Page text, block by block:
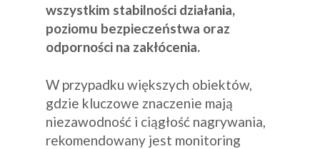
wszystkim stabilności działania,
poziomu bezpieczeństwa oraz
odporności na zakłócenia.
W przypadku większych obiektów,
gdzie kluczowe znaczenie mają
niezawodność i ciągłość nagrywania,
rekomendowany jest monitoring